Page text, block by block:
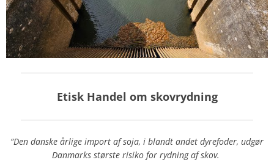
Etisk Handel om skovrydning
“Den danske årlige import af soja, i blandt andet dyrefoder, udgør
Danmarks største risiko for rydning af skov.